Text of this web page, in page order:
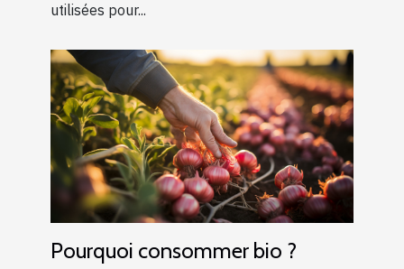
utilisées pour...
Pourquoi consommer bio ?